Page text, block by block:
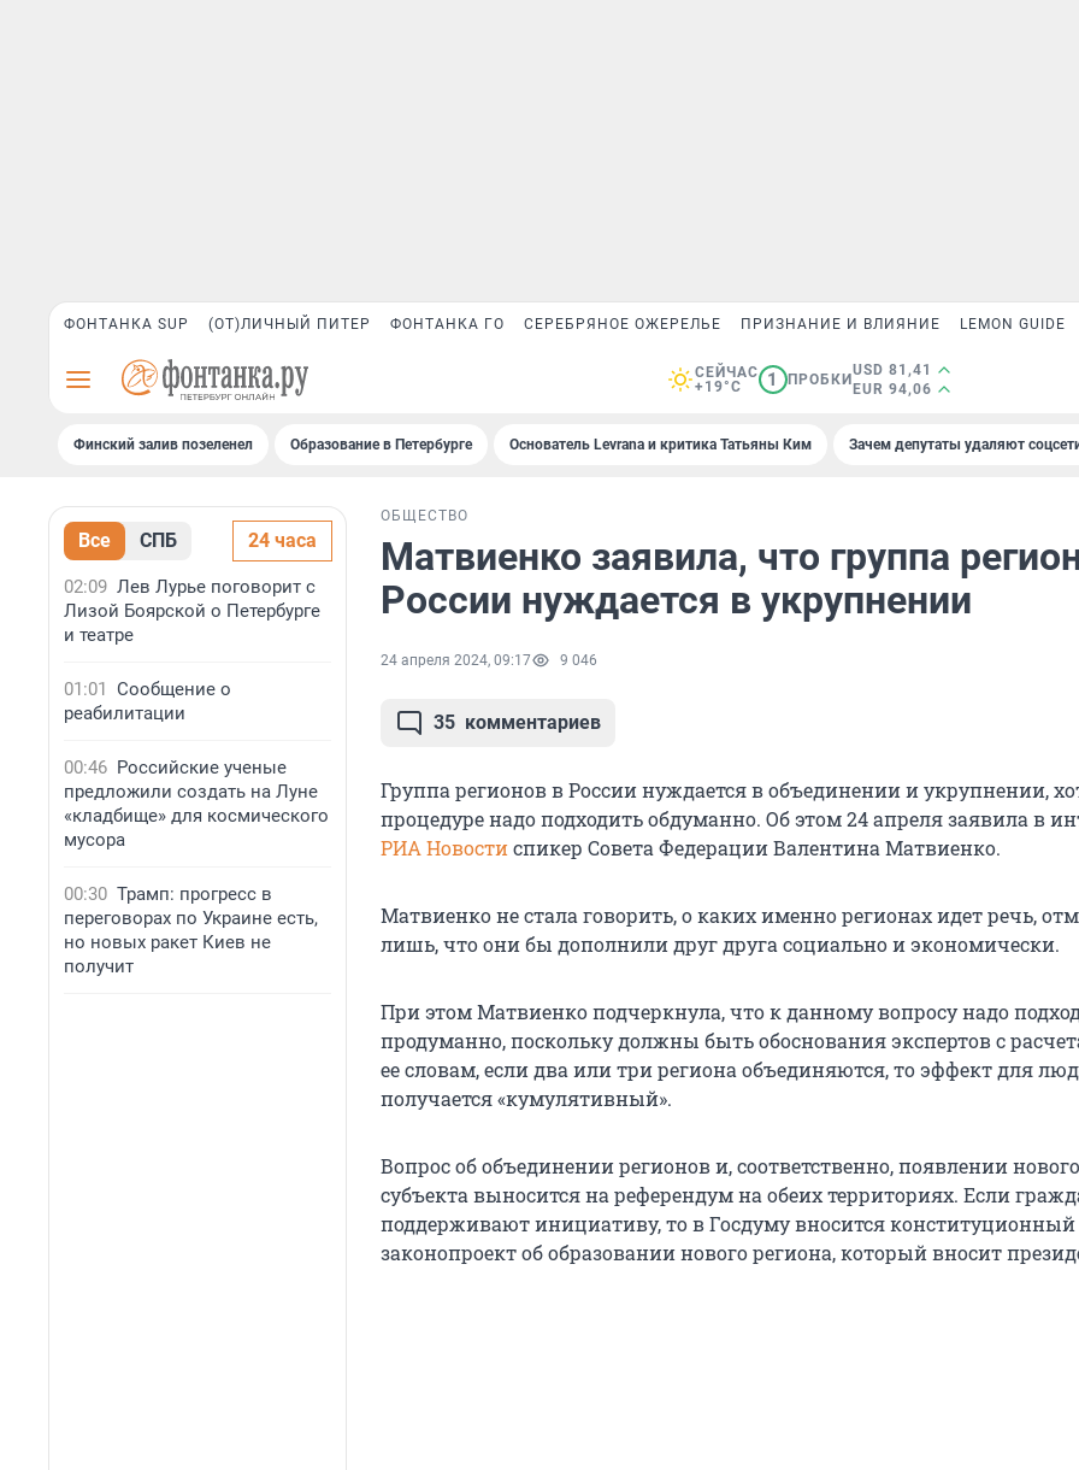
ФОНТАНКА SUP (ОТ)ЛИЧНЫЙ ПИТЕР ФОНТАНКА ГО СЕРЕБРЯНОЕ ОЖЕРЕЛЬЕ ПРИЗНАНИЕ И ВЛИЯНИЕ LEMON GUIDE
СЕЙЧАС
+19°C
1 ПРОБКИ
USD 81,41
EUR 94,06
Финский залив позеленел Образование в Петербурге Основатель Levrana и критика Татьяны Ким Зачем депутаты удаляют
Все СПБ 24 часа
02:09 Лев Лурье поговорит с
Лизой Боярской о Петербурге
и театре
01:01 Сообщение о
реабилитации
00:46 Российские ученые
предложили создать на Луне
«кладбище» для космического
мусора
00:30 Трамп: прогресс в
переговорах по Украине есть,
но новых ракет Киев не
получит
ОБЩЕСТВО
Матвиенко заявила, что группа
России нуждается в укрупнении
24 апреля 2024, 09:17 9 046
35 комментариев
Группа регионов в России нуждается в объединении и укрупнении,
процедуре надо подходить обдуманно. Об этом 24 апреля заявила в
РИА Новостиспикер Совета Федерации Валентина Матвиенко.
Матвиенко не стала говорить, о каких именно регионах идет речь,
лишь, что они бы дополнили друг друга социально и экономически.
При этом Матвиенко подчеркнула, что к данному вопросу надо
продуманно, поскольку должны быть обоснования экспертов с
ее словам, если два или три региона объединяются, то эффект для
получается «кумулятивный».
Вопрос об объединении регионов и, соответственно, появлении нового
субъекта выносится на референдум на обеих территориях. Если
поддерживают инициативу, то в Госдуму вносится конституционный
законопроект об образовании нового региона, который вносит